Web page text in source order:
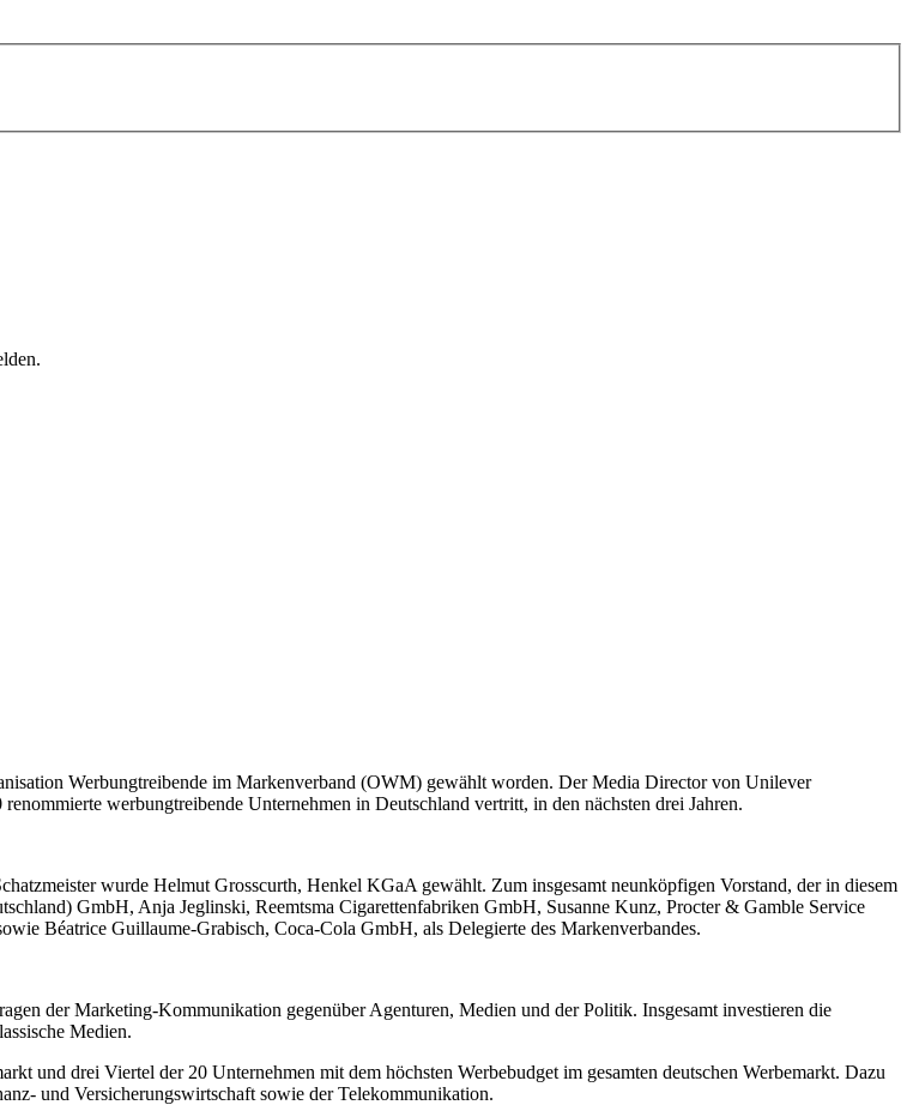
Werbungtreibende im Markenverband (OWM) gewählt worden. Der Media Director von Unilever
werbungtreibende Unternehmen in Deutschland vertritt, in den nächsten drei Jahren.
wurde Helmut Grosscurth, Henkel KGaA gewählt. Zum insgesamt neunköpfigen Vorstand, der in diesem
GmbH, Anja Jeglinski, Reemtsma Cigarettenfabriken GmbH, Susanne Kunz, Procter & Gamble Service
Béatrice Guillaume-Grabisch, Coca-Cola GmbH, als Delegierte des Markenverbandes.
der Marketing-Kommunikation gegenüber Agenturen, Medien und der Politik. Insgesamt investieren die
Medien.
und drei Viertel der 20 Unternehmen mit dem höchsten Werbebudget im gesamten deutschen Werbemarkt. Dazu
und Versicherungswirtschaft sowie der Telekommunikation.